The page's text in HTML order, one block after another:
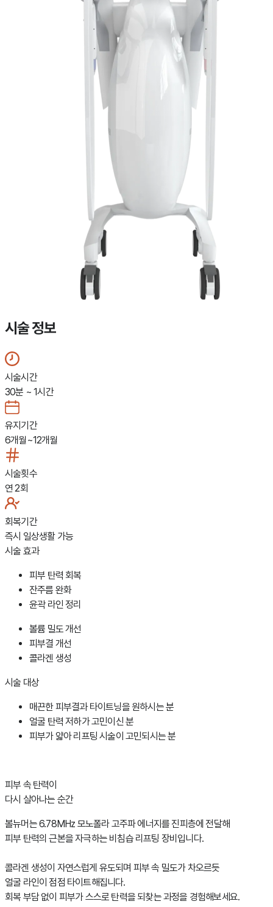
시술 정보
시술시간
30분 ~ 1시간
유지기간
6개월~12개월
시술횟수
연 2회
회복기간
즉시 일상생활 가능
시술 효과
피부 탄력 회복
잔주름 완화
윤곽 라인 정리
볼륨 밀도 개선
피부결 개선
콜라겐 생성
시술 대상
매끈한 피부결과 타이트닝을 원하시는 분
얼굴 탄력 저하가 고민이신 분
피부가 얇아 리프팅 시술이 고민되시는 분
피부 속 탄력이
다시 살아나는 순간
볼뉴머는 6.78MHz 모노폴라 고주파 에너지를 진피층에 전달해
피부 탄력의 근본을 자극하는 비침습 리프팅 장비입니다.
콜라겐 생성이 자연스럽게 유도되며 피부 속 밀도가 차오르듯
얼굴 라인이 점점 타이트해집니다.
회복 부담 없이 피부가 스스로 탄력을 되찾는 과정을 경험해보세요.